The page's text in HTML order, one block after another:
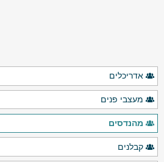
אדריכלים
מעצבי פנים
מהנדסים
קבלנים